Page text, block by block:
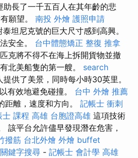
長了一千五百人在其年齡的悲
願望。 南投 外燴 護照申請
坦尼克號的巨大尺寸感到高興。
安全。 台中體態矯正 整復 推拿
克將不得不在海上拆開貨物並撤
北美船隻的第一艘。 search
供了美景，同時每小時30英里。
有效地避免碰撞。 台中 外燴 推薦
距離，速度和方向。 記帳士 衝刺
士 課程 高雄 台胞證高雄 這項技術
該平台允許儘早發現潛在危害，
撥筋 台北外燴 外燴 buffet
關鍵字搜尋 - 記帳士 會計學 高雄